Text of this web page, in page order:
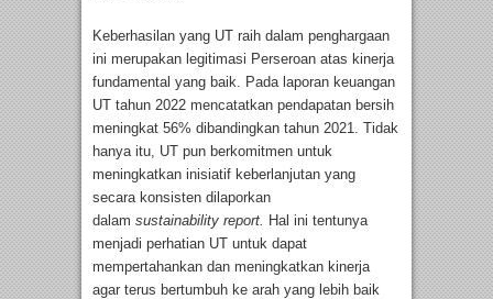
Keberhasilan yang UT raih dalam penghargaan
ini merupakan legitimasi Perseroan atas kinerja
fundamental yang baik. Pada laporan keuangan
UT tahun 2022 mencatatkan pendapatan bersih
meningkat 56% dibandingkan tahun 2021. Tidak
hanya itu, UT pun berkomitmen untuk
meningkatkan inisiatif keberlanjutan yang
secara konsisten dilaporkan
dalam sustainability report.
Hal ini tentunya
menjadi perhatian UT untuk dapat
mempertahankan dan meningkatkan kinerja
agar terus bertumbuh ke arah yang lebih baik